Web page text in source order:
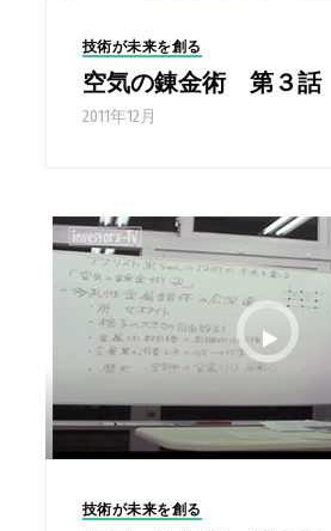
技術が未来を創る
空気の錬金術 第３話
2011年12月
技術が未来を創る